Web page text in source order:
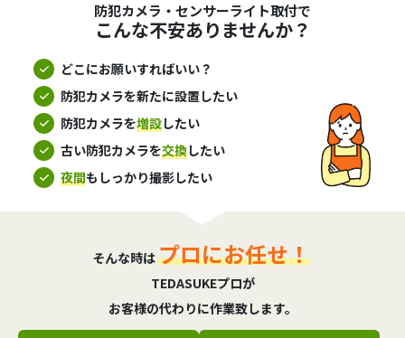
防犯カメラ・センサーライト取付で
こんな不安ありませんか？
どこにお願いすればいい？
防犯カメラを新たに設置したい
防犯カメラを増設したい
古い防犯カメラを交換したい
夜間もしっかり撮影したい
そんな時はプロにお任せ！
TEDASUKEプロが
お客様の代わりに作業致します。